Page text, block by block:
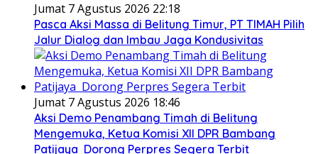
Jumat 7 Agustus 2026 22:18
Pasca Aksi Massa di Belitung Timur, PT TIMAH Pilih
Jalur Dialog dan Imbau Jaga Kondusivitas
Jumat 7 Agustus 2026 18:46
Aksi Demo Penambang Timah di Belitung
Mengemuka, Ketua Komisi XII DPR Bambang
Patijaya Dorong Perpres Segera Terbit